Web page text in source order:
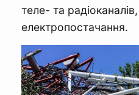
теле- та радіоканалів,
електропостачання.